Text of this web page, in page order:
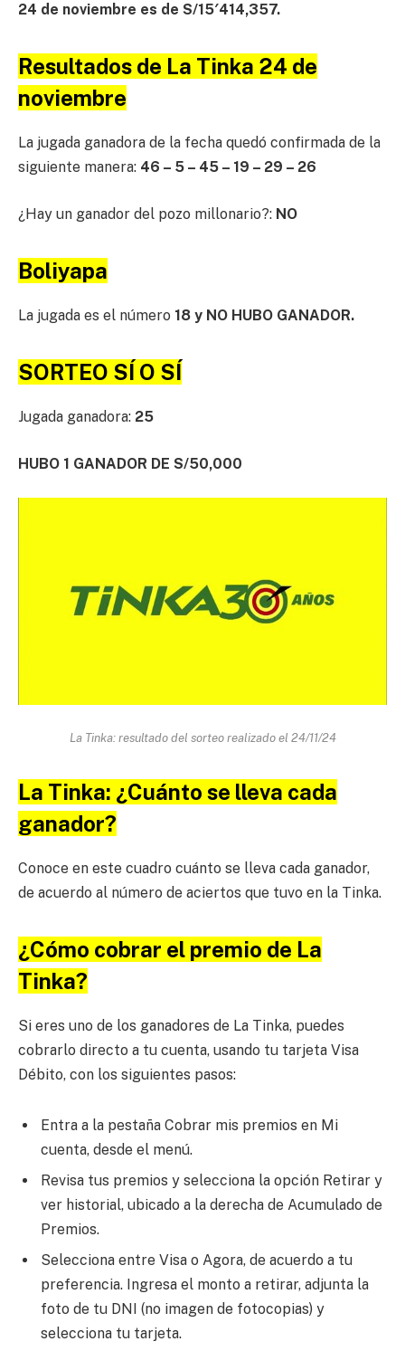
24 de noviembre es de S/15′414,357.
Resultados de La Tinka 24 de
noviembre
La jugada ganadora de la fecha quedó confirmada de la
siguiente manera: 46 – 5 – 45 – 19 – 29 – 26
¿Hay un ganador del pozo millonario?: NO
Boliyapa
La jugada es el número 18 y NO HUBO GANADOR.
SORTEO SÍ O SÍ
Jugada ganadora: 25
HUBO 1 GANADOR DE S/50,000
La Tinka: resultado del sorteo realizado el 24/11/24
La Tinka: ¿Cuánto se lleva cada
ganador?
Conoce en este cuadro cuánto se lleva cada ganador,
de acuerdo al número de aciertos que tuvo en la Tinka.
¿Cómo cobrar el premio de La
Tinka?
Si eres uno de los ganadores de La Tinka, puedes
cobrarlo directo a tu cuenta, usando tu tarjeta Visa
Débito, con los siguientes pasos:
Entra a la pestaña Cobrar mis premios en Mi
cuenta, desde el menú.
Revisa tus premios y selecciona la opción Retirar y
ver historial, ubicado a la derecha de Acumulado de
Premios.
Selecciona entre Visa o Agora, de acuerdo a tu
preferencia. Ingresa el monto a retirar, adjunta la
foto de tu DNI (no imagen de fotocopias) y
selecciona tu tarjeta.